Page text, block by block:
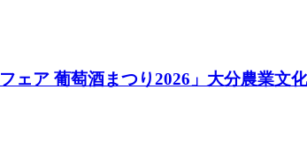
ェア 葡萄酒まつり2026」大分農業文